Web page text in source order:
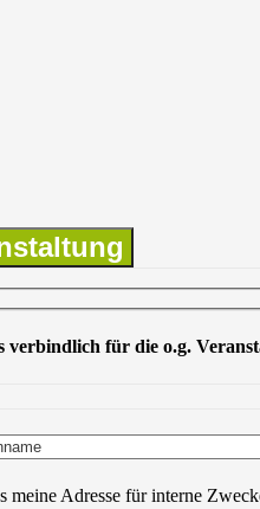
für die o.g.
meine Adresse für interne